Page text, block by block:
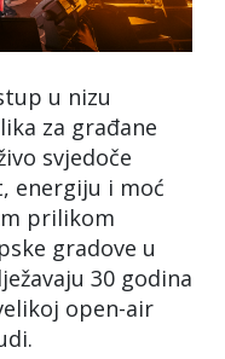
u nizu
za građane
svjedoče
energiju i moć
prilikom
gradove u
30 godina
open-air